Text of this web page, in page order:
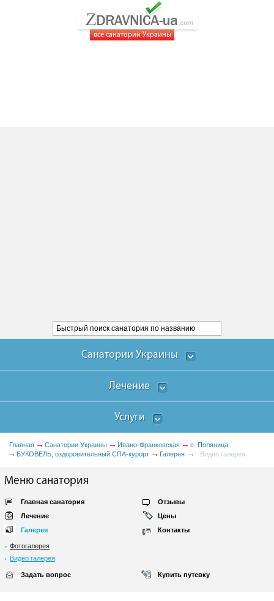
все санатории Украины
Санатории Украины
Лечение
Услуги
Главная Санатории Украины Ивано-Франковская
с. Поляница
БУКОВЕЛЬ, оздоровительный СПА-курорт
Галерея Видео галерея
Меню санатория
Главная санатория
Отзывы
Лечение
Цены
Галерея
Фотогалерея
Видео галерея
Контакты
Задать вопрос Купить путевку